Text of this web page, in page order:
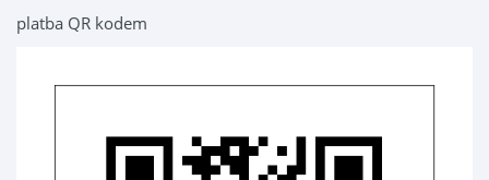
platba QR kodem